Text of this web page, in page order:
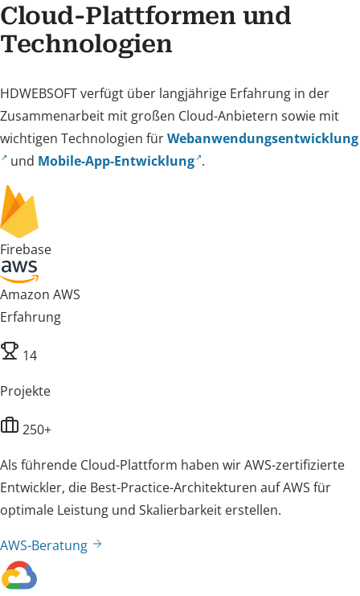
Cloud-Plattformen und
Technologien
HDWEBSOFT verfügt über langjährige Erfahrung in der
Zusammenarbeit mit großen Cloud-Anbietern sowie mit
wichtigen Technologien fürWebanwendungsentwicklung
und Mobile-App-Entwicklung .
Firebase
Amazon AWS
Erfahrung
14
Projekte
250+
Als führende Cloud-Plattform haben wir AWS-zertifizierte
Entwickler, die Best-Practice-Architekturen auf AWS für
optimale Leistung und Skalierbarkeit erstellen.
AWS-Beratung